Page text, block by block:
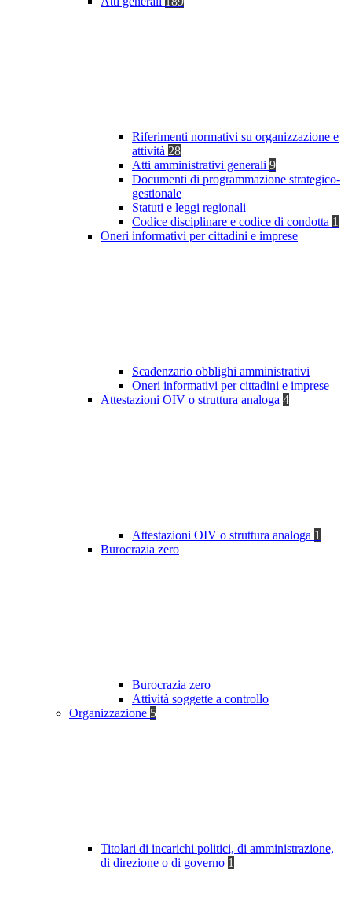
Riferimenti normativi su organizzazione e
attività 28
Atti amministrativi generali 9
Documenti di programmazione strategico-
gestionale
Statuti e leggi regionali
Codice disciplinare e codice di condotta 1
Oneri informativi per cittadini e imprese
Scadenzario obblighi amministrativi
Oneri informativi per cittadini e imprese
Attestazioni OIV o struttura analoga 4
Attestazioni OIV o struttura analoga 1
Burocrazia zero
Burocrazia zero
Attività soggette a controllo
Organizzazione 5
Titolari di incarichi politici, di amministrazione,
di direzione o di governo 1